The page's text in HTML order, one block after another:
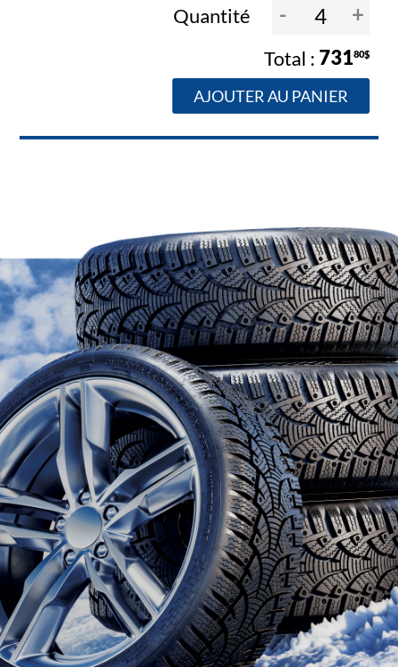
Quantité - +
73180$
AJOUTER AU PANIER